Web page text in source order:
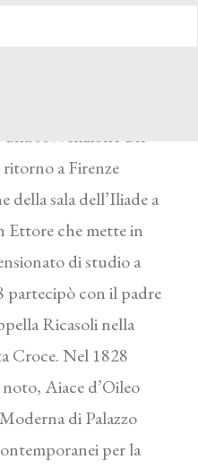
un lungo
Dal 1820 al
sovvenzione del
a Firenze
della sala dell’Iliade a
Ettore che mette in
di studio a
partecipò con il padre
Ricasoli nella
Croce. Nel 1828
Aiace d’Oileo
di Palazzo
per la